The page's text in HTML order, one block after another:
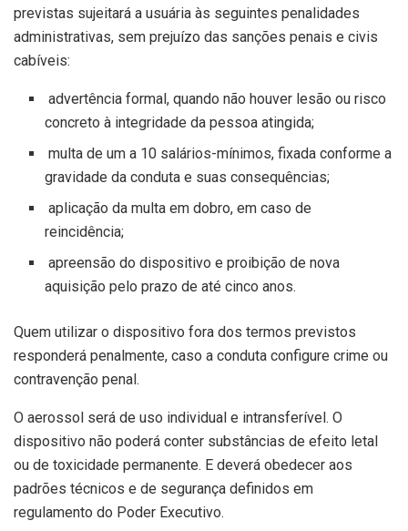
previstas sujeitará a usuária às seguintes penalidades
administrativas, sem prejuízo das sanções penais e civis
cabíveis:
advertência formal, quando não houver lesão ou risco
concreto à integridade da pessoa atingida;
multa de um a 10 salários-mínimos, fixada conforme a
gravidade da conduta e suas consequências;
aplicação da multa em dobro, em caso de
reincidência;
apreensão do dispositivo e proibição de nova
aquisição pelo prazo de até cinco anos.
Quem utilizar o dispositivo fora dos termos previstos
responderá penalmente, caso a conduta configure crime ou
contravenção penal.
O aerossol será de uso individual e intransferível. O
dispositivo não poderá conter substâncias de efeito letal
ou de toxicidade permanente. E deverá obedecer aos
padrões técnicos e de segurança definidos em
regulamento do Poder Executivo.